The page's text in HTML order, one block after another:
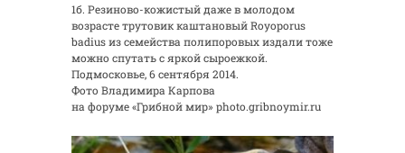
1б. Резиново-кожистый даже в молодом
возрасте трутовик каштановый Royoporus
badius из семейства полипоровых издали тоже
можно спутать с яркой сыроежкой.
Подмосковье, 6 сентября 2014.
Фото Владимира Карпова
на форуме «Грибной мир» photo.gribnoymir.ru